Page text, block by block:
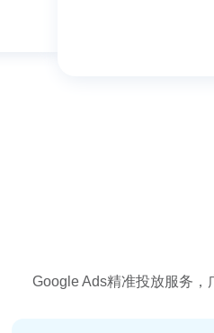
Google Ads精准投放服务，